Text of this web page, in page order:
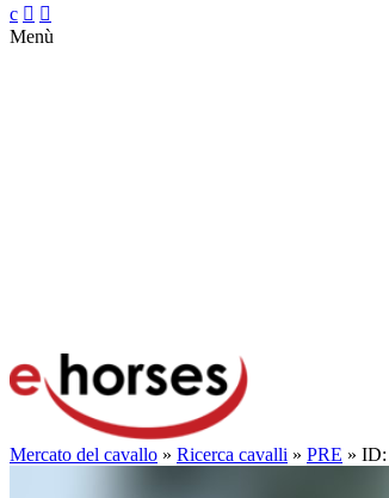
c  
Menù
Mercato del cavallo » Ricerca cavalli » PRE »